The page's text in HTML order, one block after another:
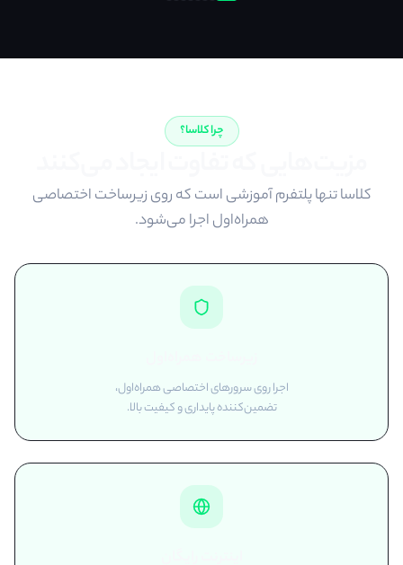
چرا کلاسا؟
کلاسا تنها پلتفرم آموزشی است که روی زیرساخت اختصاصی
همراه‌اول اجرا می‌شود.
اجرا روی سرورهای اختصاصی همراه‌اول،
تضمین‌کننده پایداری و کیفیت بالا.